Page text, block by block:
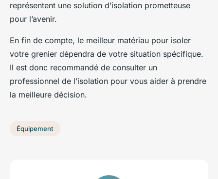
représentent une solution d’isolation prometteuse
pour l’avenir.
En fin de compte, le meilleur matériau pour isoler
votre grenier dépendra de votre situation spécifique.
Il est donc recommandé de consulter un
professionnel de l’isolation pour vous aider à prendre
la meilleure décision.
Équipement